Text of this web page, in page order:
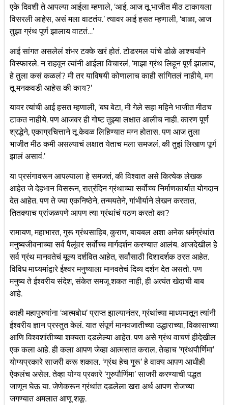
एके दिवशी ते आपल्या आईला म्हणाले, ‘आई, आज तू भाजीत मीठ टाकायला
विसरली आहेस, असं मला वाटतंय.’ त्यावर आई हसत म्हणाली, ‘बाळा, आज
तुझा ग्रंथ पूर्ण झालाय वाटतं…’
आई सांगत असलेलं शंभर टक्के खरं होतं. टोडरमल यांचे डोळे आश्चर्याने
विस्फारले. न राहवून त्यांनी आईला विचारलं, ‘माझा ग्रंथ लिहून पूर्ण झालाय,
हे तुला कसं कळलं? मी तर याविषयी कोणालाच काही सांगितलं नाहीये, मग
तू मनकवडी आहेस की काय?’
यावर त्यांची आई हसत म्हणाली, ‘बघ बेटा, मी गेले सहा महिने भाजीत मीठच
टाकत नाहीये. पण आजवर ही गोष्ट तुझ्या लक्षात आलीच नाही. कारण पूर्ण
श्रद्धेने, एकाग्रचित्ताने तू केवळ लिहिण्यात मग्न होतास. पण आज तुला
भाजीत मीठ कमी असल्याचं लक्षात येताच मला समजलं, की तुझं लिखाण पूर्ण
झालं असावं.’
या प्रसंगावरून आपल्याला हे समजतं, की विश्वात असे कित्येक लेखक
आहेत जे देहभान विसरून, रात्रंदिन ग्रंथाच्या सर्वोच्च निर्माणकार्यात योगदान
देत आहेत. पण ते ज्या एकनिष्ठेने, तन्मयतेने, गांभीर्याने लेखन करतात,
तितक्याच प्रांजळपणे आपण त्या ग्रंथांचं पठण करतो का?
रामायण, महाभारत, गुरू ग्रंथसाहिब, कुराण, बायबल अशा अनेक धर्मग्रंथांत
मनुष्यजीवनाच्या सर्व पैलूंवर सर्वोच्च मार्गदर्शन करण्यात आलंय. आजदेखील हेे
सर्व ग्रंथ मानवतेचं मूल्य दर्शवित आहेत, सर्वांसाठी दिशादर्शक ठरत आहेत.
विविध माध्यमांद्वारे ईश्वर मनुष्याला मानवतेचं दिव्य दर्शन देत असतो. पण
मनुष्य ते ईश्वरीय संदेश, संकेत समजू शकत नाही, ही अत्यंत खेदाची बाब
आहे.
काही महापुरुषांना ‘आत्मबोध’ प्राप्त झाल्यानंतर, ग्रंथांच्या माध्यमातून त्यांनी
ईश्वरीय ज्ञान प्रस्तुत केलं. यात संपूर्ण मानवजातीच्या उद्धाराच्या, विकासाच्या
आणि विश्वशांतीच्या शक्यता दडलेल्या आहेत. पण असे ग्रंथ वाचणं हीदेखील
एक कला आहे. ही कला आपण जेव्हा आत्मसात कराल, तेव्हाच ‘ग्रंथपौर्णिमा’
योग्यप्रकारे साजरी करू शकाल. ‘ग्रंथ हेच गुरू’ हे वाक्य आपण आधीही
ऐकलंच असेल. तेव्हा योग्य प्रकारे ‘गुरुपौर्णिमा’ साजरी करण्याची पद्धत
जाणून घेऊ या. जेणेकरून ग्रंथांत दडलेला खरा अर्थ आपण रोजच्या
जगण्यात अमलात आणू शकू.